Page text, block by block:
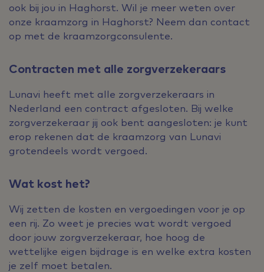
ook bij jou in Haghorst. Wil je meer weten over
onze kraamzorg in Haghorst? Neem dan contact
op met de kraamzorgconsulente.
Contracten met alle zorgverzekeraars
Lunavi heeft met alle zorgverzekeraars in
Nederland een contract afgesloten. Bij welke
zorgverzekeraar jij ook bent aangesloten: je kunt
erop rekenen dat de kraamzorg van Lunavi
grotendeels wordt vergoed.
Wat kost het?
Wij zetten de kosten en vergoedingen voor je op
een rij. Zo weet je precies wat wordt vergoed
door jouw zorgverzekeraar, hoe hoog de
wettelijke eigen bijdrage is en welke extra kosten
je zelf moet betalen.